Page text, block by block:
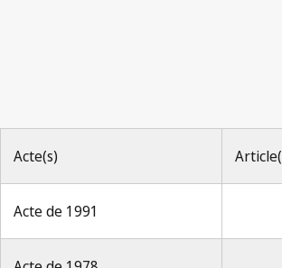
Acte(s)
Acte de 1991